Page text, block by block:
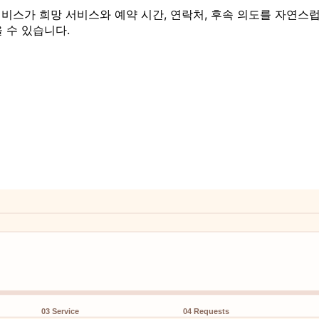
스가 희망 서비스와 예약 시간, 연락처, 후속 의도를 자연스
수 있습니다.